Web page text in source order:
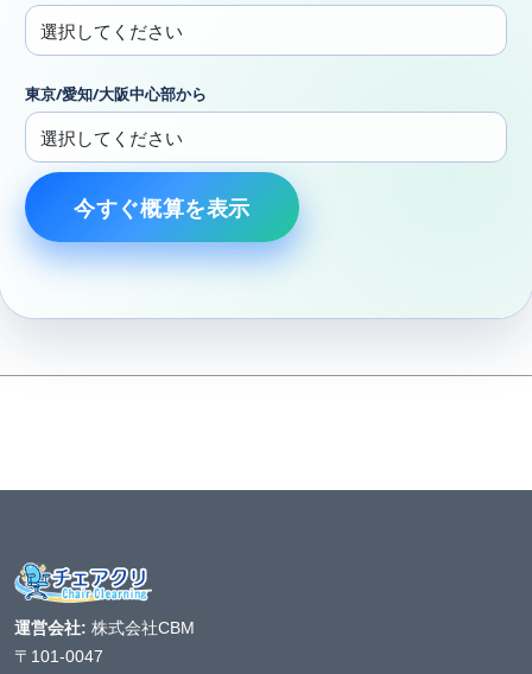
東京/愛知/大阪中心部から
今すぐ概算を表示
運営会社: 株式会社CBM
〒101-0047